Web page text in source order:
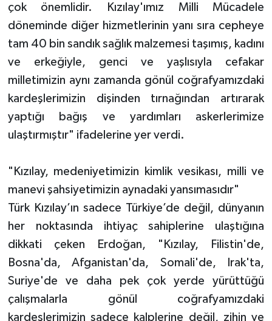
çok önemlidir. Kızılay'ımız Milli Mücadele
döneminde diğer hizmetlerinin yanı sıra cepheye
tam 40 bin sandık sağlık malzemesi taşımış, kadını
ve erkeğiyle, genci ve yaşlısıyla cefakar
milletimizin aynı zamanda gönül coğrafyamızdaki
kardeşlerimizin dişinden tırnağından artırarak
yaptığı bağış ve yardımları askerlerimize
ulaştırmıştır" ifadelerine yer verdi.
"Kızılay, medeniyetimizin kimlik vesikası, milli ve
manevi şahsiyetimizin aynadaki yansımasıdır"
Türk Kızılay’ın sadece Türkiye’de değil, dünyanın
her noktasında ihtiyaç sahiplerine ulaştığına
dikkati çeken Erdoğan, "Kızılay, Filistin'de,
Bosna'da, Afganistan'da, Somali'de, Irak'ta,
Suriye'de ve daha pek çok yerde yürüttüğü
çalışmalarla gönül coğrafyamızdaki
kardeşlerimizin sadece kalplerine değil, zihin ve